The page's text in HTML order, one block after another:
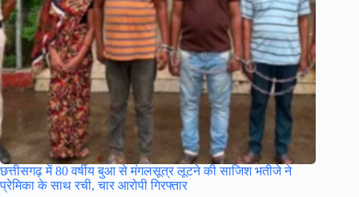
छत्तीसगढ़ में 80 वर्षीय बुआ से मंगलसूत्र लूटने की साजिश भतीजे ने
प्रेमिका के साथ रची, चार आरोपी गिरफ्तार